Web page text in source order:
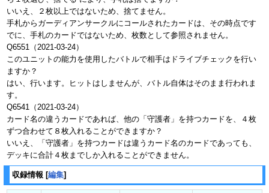
いいえ、２枚以上ではないため、捨てません。
手札からガーディアンサークルにコールされたカードは、その時点です
でに、手札のカードではないため、枚数として参照されません。
Q6551（2021-03-24）
このユニットの能力を使用したバトルで相手はドライブチェックを行い
ますか？
はい、行います。ヒットはしませんが、バトル自体はそのまま行われま
す。
Q6541（2021-03-24）
カード名の違うカードであれば、他の「守護者」を持つカードを、４枚
ずつ合わせて８枚入れることができますか？
いいえ、「守護者」を持つカードは違うカード名のカードであっても、
デッキに合計４枚までしか入れることができません。
収録情報 [編集]